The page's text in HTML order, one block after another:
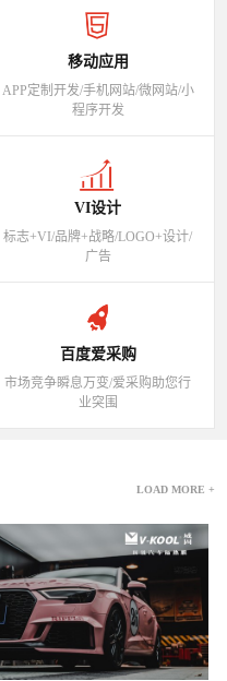
移动应用
APP定制开发/手机网站/微网站/小
程序开发
VI设计
标志+VI/品牌+战略/LOGO+设计/
广告
百度爱采购
市场竞争瞬息万变/爱采购助您行
业突围
LOAD MORE +